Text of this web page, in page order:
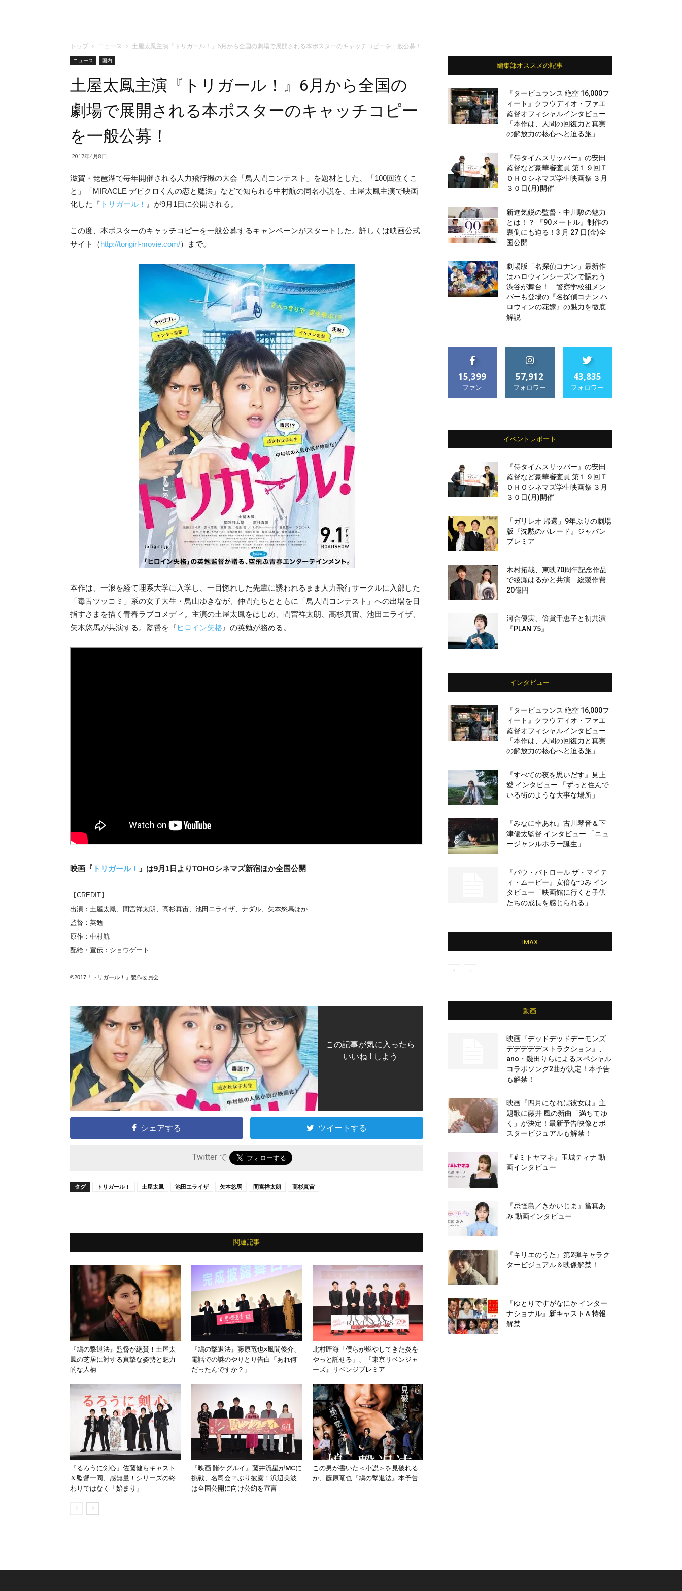
トップ ニュース 土屋太鳳主演『トリガール！』6月から全国の劇場で展開される本ポスターのキャッチコピーを一般公募！
ニュース 国内
土屋太鳳主演『トリガール！』6月から全国の
劇場で展開される本ポスターのキャッチコピー
を一般公募！
2017年4月8日
滋賀・琵琶湖で毎年開催される人力飛行機の大会「鳥人間コンテスト」を題材とした、「100回泣くこ
と」「MIRACLE デビクロくんの恋と魔法」などで知られる中村航の同名小説を、土屋太鳳主演で映画
化した『 トリガール！ 』が9月1日に公開される。
この度、本ポスターのキャッチコピーを一般公募するキャンペーンがスタートした。詳しくは映画公式
サイト（http://torigirl-movie.com/）まで。
本作は、一浪を経て理系大学に入学し、一目惚れした先輩に誘われるまま人力飛行サークルに入部した
「毒舌ツッコミ」系の女子大生・鳥山ゆきなが、仲間たちとともに「鳥人間コンテスト」への出場を目
指すさまを描く青春ラブコメディ。主演の土屋太鳳をはじめ、間宮祥太朗、高杉真宙、池田エライザ、
矢本悠馬が共演する。監督を『 ヒロイン失格 』の英勉が務める。
映画『 トリガール！ 』は9月1日よりTOHOシネマズ新宿ほか全国公開
【CREDIT】
出演：土屋太鳳、間宮祥太朗、高杉真宙、池田エライザ、ナダル、矢本悠馬ほか
監督：英勉
原作：中村航
配給・宣伝：ショウゲート
©2017「トリガール！」製作委員会
この記事が気に入ったら
いいね ! しよう
シェアする ツイートする
Twitter で
タグ トリガール！ 土屋太鳳 池田エライザ 矢本悠馬 間宮祥太朗 高杉真宙
関連記事
『鳩の撃退法』監督が絶賛！土屋太
鳳の芝居に対する真摯な姿勢と魅力
的な人柄
『鳩の撃退法』藤原竜也×風間俊介、
電話での謎のやりとり告白「あれ何
だったんですか？」
北村匠海「僕らが燃やしてきた炎を
やっと託せる」、『東京リベンジャ
ーズ』リベンジプレミア
『るろうに剣心』佐藤健らキャスト
＆監督一同、感無量！シリーズの終
わりではなく「始まり」
『映画 賭ケグルイ』藤井流星がMCに
挑戦、名司会？ぶり披露！浜辺美波
は全国公開に向け公約を宣言
この男が書いた＜小説＞を見破れる
か、藤原竜也『鳩の撃退法』本予告
編集部オススメの記事
『タービュランス 絶空 16,000フ
ィート』クラウディオ・ファエ
監督オフィシャルインタビュー
「本作は、人間の回復力と真実
の解放力の核心へと迫る旅」
『侍タイムスリッパー』の安田
監督など豪華審査員 第１９回Ｔ
ＯＨＯシネマズ学生映画祭 ３月
３０日(月)開催
新進気鋭の監督・中川駿の魅力
とは！？ 『90メートル』制作の
裏側にも迫る！3 月 27 日(金)全
国公開
劇場版「名探偵コナン」最新作
はハロウィンシーズンで賑わう
渋谷が舞台！ 警察学校組メン
バーも登場の『名探偵コナン ハ
ロウィンの花嫁』の魅力を徹底
解説
15,399
ファン
57,912
フォロワー
43,835
フォロワー
イベントレポート
『侍タイムスリッパー』の安田
監督など豪華審査員 第１９回Ｔ
ＯＨＯシネマズ学生映画祭 ３月
３０日(月)開催
「ガリレオ 帰還」9年ぶりの劇場
版『沈黙のパレード』ジャパン
プレミア
木村拓哉、東映70周年記念作品
で綾瀬はるかと共演 総製作費
20億円
河合優実、倍賞千恵子と初共演
『PLAN 75』
インタビュー
『タービュランス 絶空 16,000フ
ィート』クラウディオ・ファエ
監督オフィシャルインタビュー
「本作は、人間の回復力と真実
の解放力の核心へと迫る旅」
『すべての夜を思いだす』見上
愛 インタビュー 「ずっと住んで
いる街のような大事な場所」
『みなに幸あれ』古川琴音＆下
津優太監督 インタビュー 「ニュ
ージャンルホラー誕生」
『パウ・パトロール ザ・マイテ
ィ・ムービー』安倍なつみ イン
タビュー「映画館に行くと子供
たちの成長を感じられる」
IMAX
動画
映画『デッドデッドデーモンズ
デデデデデストラクション』、
ano・幾田りらによるスペシャル
コラボソング2曲が決定！本予告
も解禁！
映画『四月になれば彼女は』主
題歌に藤井 風の新曲「満ちてゆ
く」が決定！最新予告映像とポ
スタービジュアルも解禁！
『#ミトヤマネ』玉城ティナ 動
画インタビュー
『忌怪島／きかいじま』當真あ
み 動画インタビュー
『キリエのうた』第2弾キャラク
タービジュアル＆映像解禁！
『ゆとりですがなにか インター
ナショナル』新キャスト＆特報
解禁